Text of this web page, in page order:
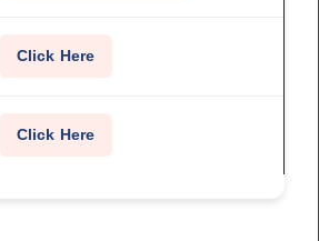
Click Here
Click Here